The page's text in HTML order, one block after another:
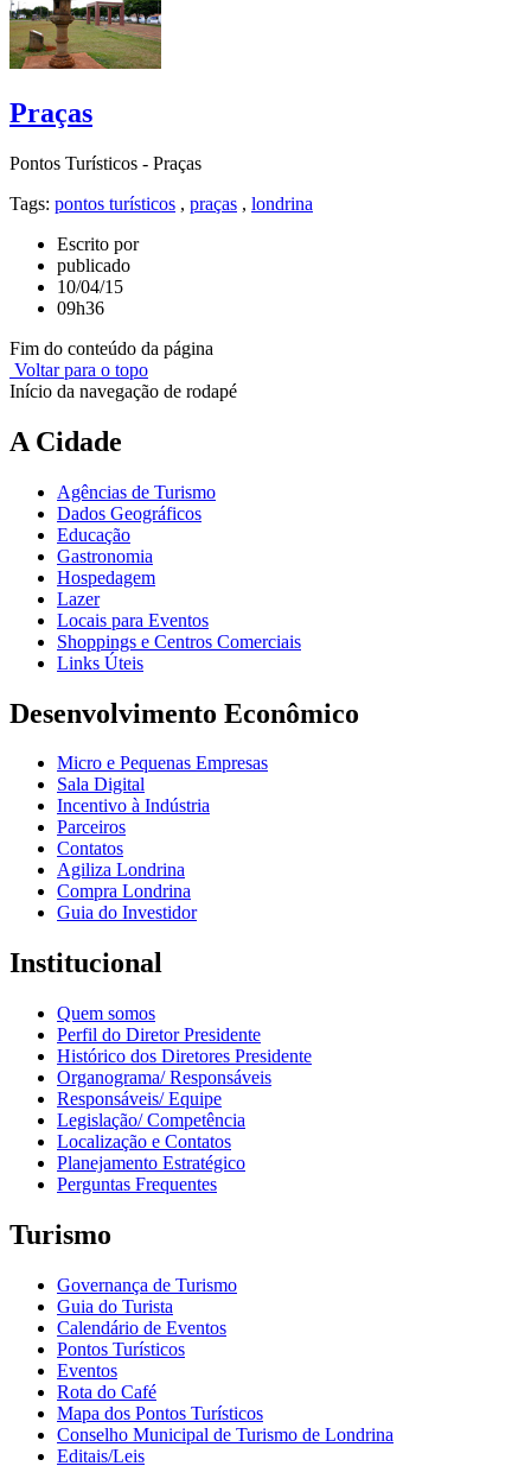
Praças
Pontos Turísticos - Praças
Tags: pontos turísticos , praças , londrina
Escrito por
publicado
10/04/15
09h36
Fim do conteúdo da página
Voltar para o topo
Início da navegação de rodapé
A Cidade
Agências de Turismo
Dados Geográficos
Educação
Gastronomia
Hospedagem
Lazer
Locais para Eventos
Shoppings e Centros Comerciais
Links Úteis
Desenvolvimento Econômico
Micro e Pequenas Empresas
Sala Digital
Incentivo à Indústria
Parceiros
Contatos
Agiliza Londrina
Compra Londrina
Guia do Investidor
Institucional
Quem somos
Perfil do Diretor Presidente
Histórico dos Diretores Presidente
Organograma/ Responsáveis
Responsáveis/ Equipe
Legislação/ Competência
Localização e Contatos
Planejamento Estratégico
Perguntas Frequentes
Turismo
Governança de Turismo
Guia do Turista
Calendário de Eventos
Pontos Turísticos
Eventos
Rota do Café
Mapa dos Pontos Turísticos
Conselho Municipal de Turismo de Londrina
Editais/Leis